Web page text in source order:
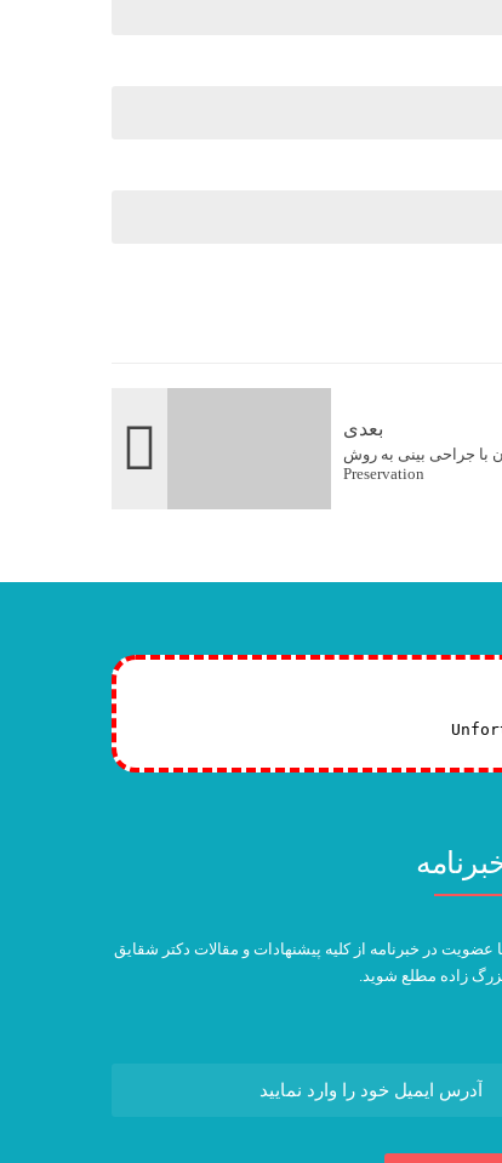
بعدی
با جراحی بینی به روش
Preservation
عضویت در خبرنامه از کلیه پیشنهادات و مقالات دکتر شقایق
زاده مطلع شوید.